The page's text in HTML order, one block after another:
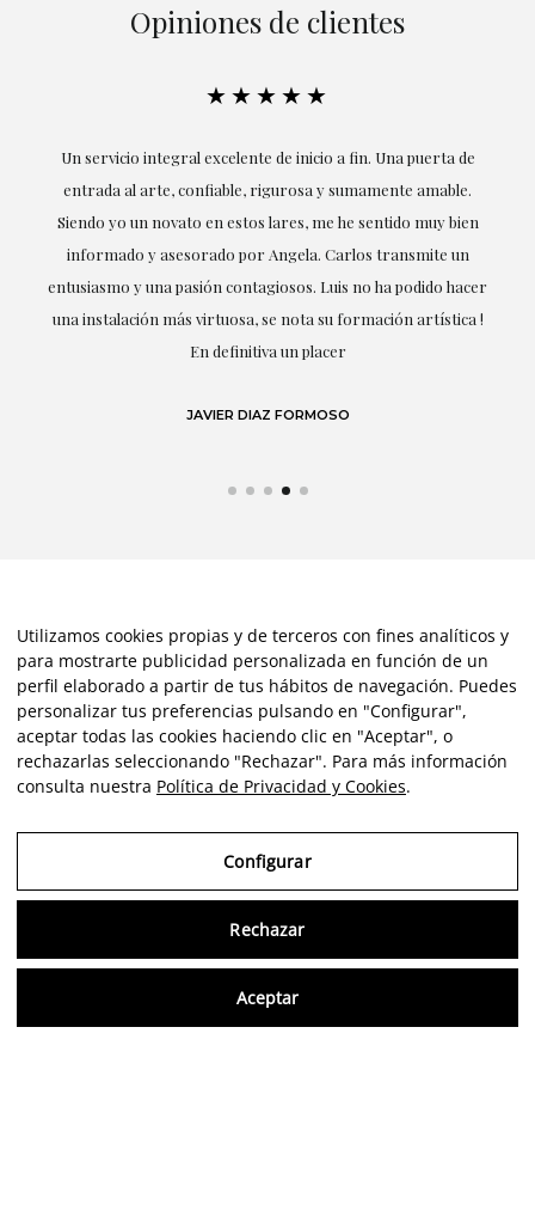
Opiniones de clientes
★★★★★
Un servicio integral excelente de inicio a fin. Una puerta de
entrada al arte, confiable, rigurosa y sumamente amable.
Siendo yo un novato en estos lares, me he sentido muy bien
informado y asesorado por Angela. Carlos transmite un
entusiasmo y una pasión contagiosos. Luis no ha podido hacer
una instalación más virtuosa, se nota su formación artística !
En definitiva un placer
JAVIER DIAZ FORMOSO
Utilizamos cookies propias y de terceros con fines analíticos y
para mostrarte publicidad personalizada en función de un
perfil elaborado a partir de tus hábitos de navegación. Puedes
personalizar tus preferencias pulsando en "Configurar",
aceptar todas las cookies haciendo clic en "Aceptar", o
rechazarlas seleccionando "Rechazar". Para más información
consulta nuestra Política de Privacidad y Cookies.
Configurar
Rechazar
Aceptar